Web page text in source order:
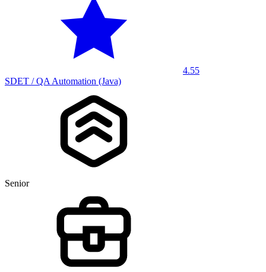
4.55
SDET / QA Automation (Java)
Senior